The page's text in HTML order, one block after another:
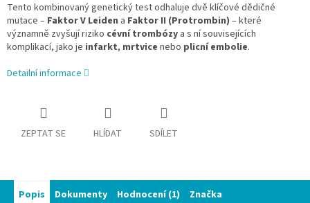
Tento kombinovaný genetický test odhaluje dvě klíčové dědičné
mutace – Faktor V Leiden a Faktor II (Protrombin) – které
významně zvyšují riziko cévní trombózy a s ní souvisejících
komplikací, jako je infarkt, mrtvice nebo plicní embolie.
Detailní informace
ZEPTAT SE HLÍDAT SDÍLET
Popis Dokumenty Hodnocení (1) Značka